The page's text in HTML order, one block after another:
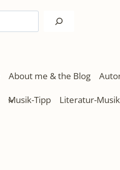
About me & the Blog
Musik-Tipp Literatur-